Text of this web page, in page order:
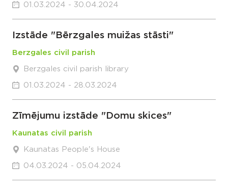
01.03.2024 - 30.04.2024
Izstāde "Bērzgales muižas stāsti"
Berzgales civil parish
Berzgales civil parish library
01.03.2024 - 28.03.2024
Zīmējumu izstāde "Domu skices"
Kaunatas civil parish
Kaunatas People's House
04.03.2024 - 05.04.2024